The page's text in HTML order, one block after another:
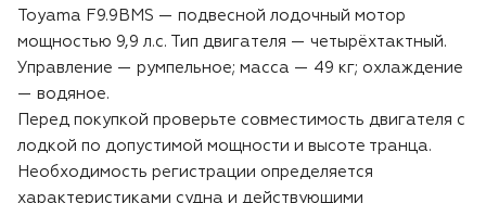
Подметальные машины
Строительная техника
Культиваторы
Toyama F9.9BMS — подвесной лодочный мотор
мощностью 9,9 л.с. Тип двигателя — четырёхтактный.
Управление — румпельное; масса — 49 кг; охлаждение
— водяное.
Перед покупкой проверьте совместимость двигателя с
лодкой по допустимой мощности и высоте транца.
Необходимость регистрации определяется
характеристиками судна и действующими